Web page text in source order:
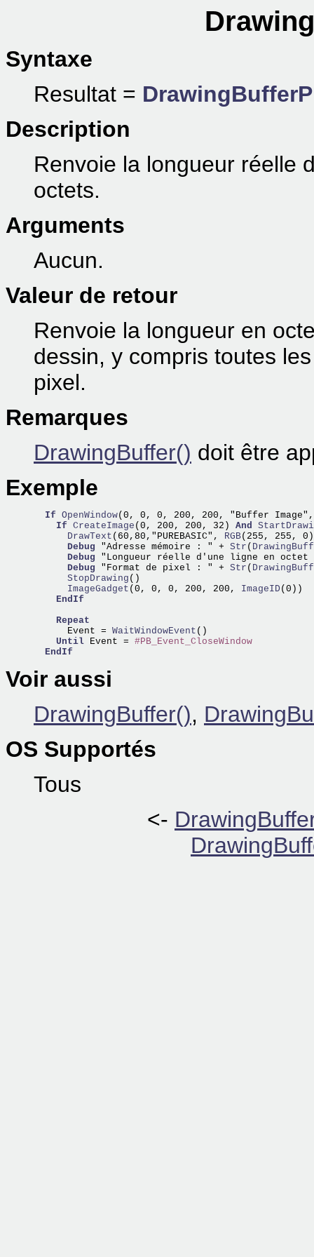
Syntaxe
Resultat =
Description
Renvoie la longueur réelle
octets.
Arguments
Aucun.
Valeur de retour
Renvoie la longueur en
dessin, y compris toutes
pixel.
Remarques
DrawingBuffer() doit être
Exemple
If OpenWindow(0, 0, 0, 200, 200, "Buffer
If CreateImage (0, 200, 200, 32) And
      DrawText
(60,80,"PUREBASIC", RGB(255, 255,
Debug "Adresse mémoire : " + Str (
Debug "Longueur réelle d'une ligne en
Debug "Format de pixel : " + Str (
      StopDrawing
      ImageGadget
(0, 0, 0, 200, 200, ImageID (0))
EndIf
Repeat
      Event =
WaitWindowEvent ()
Until Event = #PB_Event_CloseWindow
EndIf
Voir aussi
DrawingBuffer(),
OS Supportés
Tous
<-